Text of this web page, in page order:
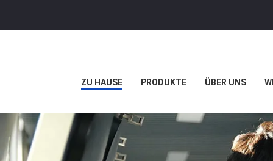
ZU HAUSE PRODUKTE ÜBER UNS